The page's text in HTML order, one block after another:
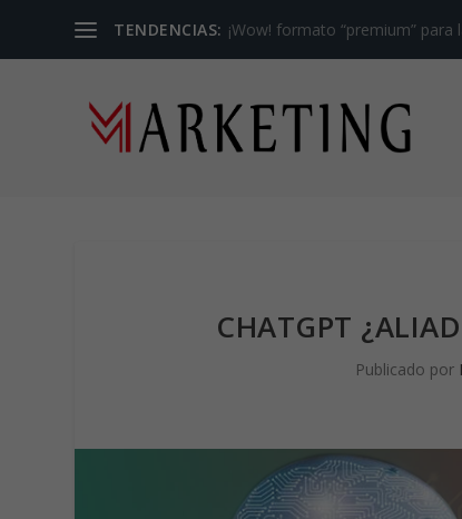
TENDENCIAS: ¡Wow! formato “premium”
CHATGPT
Publicado por